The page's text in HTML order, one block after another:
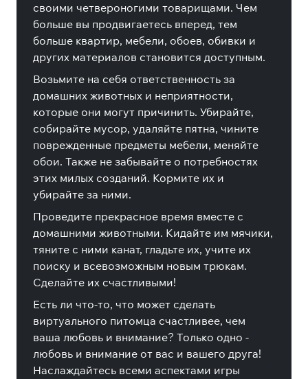
своими четвероногими товарищами. Чем
больше вы продвигаетесь вперед, тем
больше квартир, мебели, обоев, обивки и
других материалов становится доступным.
Возьмите на себя ответственность за
домашних животных и неприятности,
которые они могут причинить. Убирайте,
собирайте мусор, удаляйте пятна, чините
поврежденные предметы мебели, меняйте
обои. Также не забывайте о потребностях
этих милых созданий. Кормите их и
убирайте за ними.
Проведите прекрасное время вместе с
домашними животными. Кидайте им мячики,
тяните с ними канат, гладьте их, учите их
поиску и всевозможным новым трюкам.
Сделайте их счастливыми!
Есть ли что-то, что может сделать
виртуального питомца счастливее, чем
ваша любовь и внимание? Только одно -
любовь и внимание от вас и вашего друга!
Наслаждайтесь всеми аспектами игры